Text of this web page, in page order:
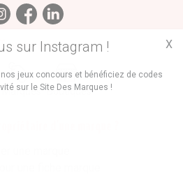
sur Instagram !
jeux concours et bénéficiez de codes
sur le Site Des Marques !
X
Trouvez des
Marques Boutiques